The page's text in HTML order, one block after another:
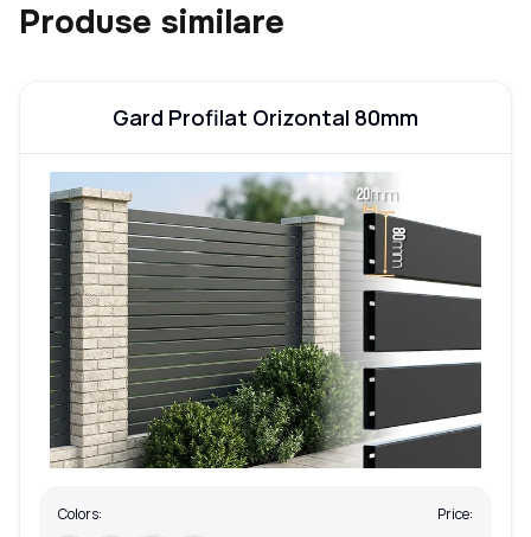
Produse similare
Gard Profilat Orizontal 80mm
Colors: Price: